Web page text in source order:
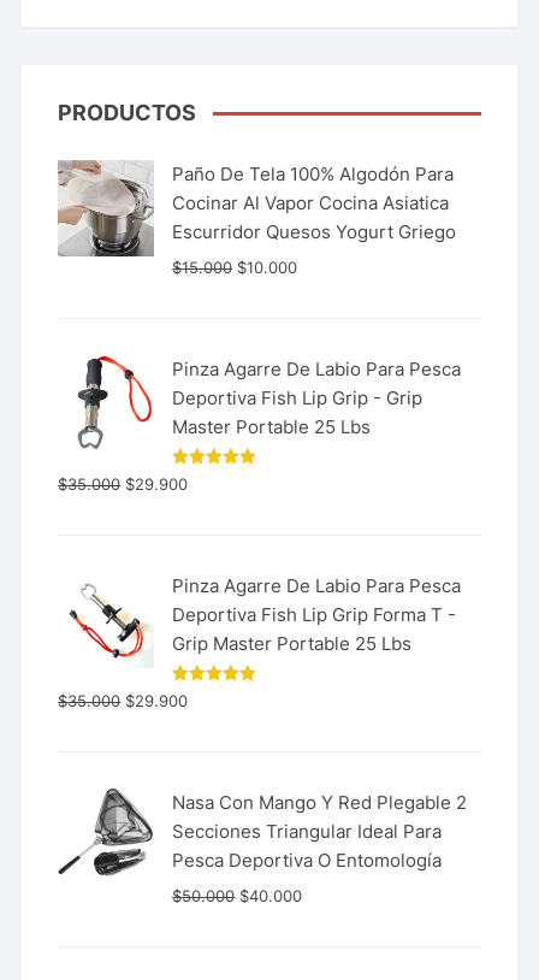
PRODUCTOS
Paño De Tela 100% Algodón Para
Cocinar Al Vapor Cocina Asiatica
Escurridor Quesos Yogurt Griego
$15.000 $10.000
Pinza Agarre De Labio Para Pesca
Deportiva Fish Lip Grip - Grip
Master Portable 25 Lbs
Valorado
con
$35.000 $29.900
Pinza Agarre De Labio Para Pesca
Deportiva Fish Lip Grip Forma T -
Grip Master Portable 25 Lbs
Valorado
con
$35.000 $29.900
Nasa Con Mango Y Red Plegable 2
Secciones Triangular Ideal Para
Pesca Deportiva O Entomología
$50.000 $40.000